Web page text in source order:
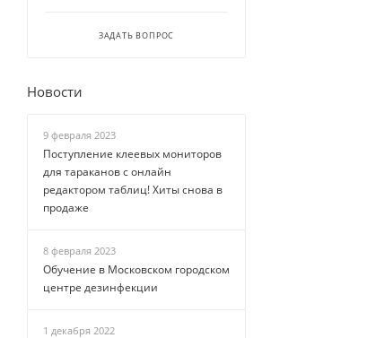
ЗАДАТЬ ВОПРОС
Новости
9 февраля 2023
Поступление клеевых мониторов
для тараканов с онлайн
редактором таблиц! Хиты снова в
продаже
8 февраля 2023
Обучение в Московском городском
центре дезинфекции
1 декабря 2022